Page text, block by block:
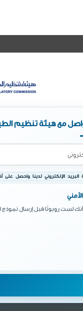
مع هيئة تنظيم
الإلكتروني لدينا واحصل على
لست روبوتًا قبل إرسال نموذج